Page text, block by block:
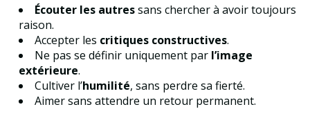
Écouter les autressans chercher à avoir toujours
raison.
Accepter les critiques constructives.
Ne pas se définir uniquement par l’image
extérieure.
Cultiver l’humilité, sans perdre sa fierté.
Aimer sans attendre un retour permanent.